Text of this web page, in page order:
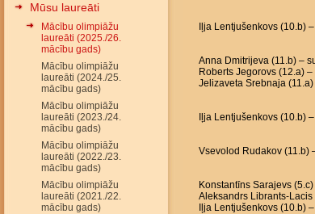
Mūsu laureāti
Mācību olimpiāžu
laureāti (2025./26.
mācību gads)
Mācību olimpiāžu
laureāti (2024./25.
mācību gads)
Mācību olimpiāžu
laureāti (2023./24.
mācību gads)
Mācību olimpiāžu
laureāti (2022./23.
mācību gads)
Mācību olimpiāžu
laureāti (2021./22.
mācību gads)
Iļja Lentjušenkovs (10.b)
Anna Dmitrijeva (11.b) –
Roberts Jegorovs (12.a)
Jelizaveta Srebnaja
Iļja Lentjušenkovs (10.b)
Vsevolod Rudakov (11.b)
Konstantīns Sarajevs
Aleksandrs Librants-
Iļja Lentjušenkovs (10.b)